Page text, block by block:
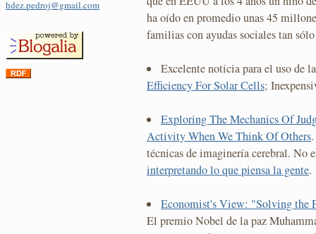
hdez.pedroj@gmail.com
ha oído en promedio unas 45
familias con ayudas sociales tan
Excelente noticia para el uso de
Efficiency For Solar Cells;
Exploring The Mechanics Of
Activity When We Think Of Others
técnicas de imaginería cerebral. No
interpretando lo que piensa la gente.
Economist's View: "Solving the
El premio Nobel de la paz